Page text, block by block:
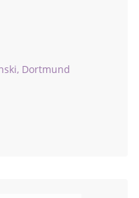
Dortmund